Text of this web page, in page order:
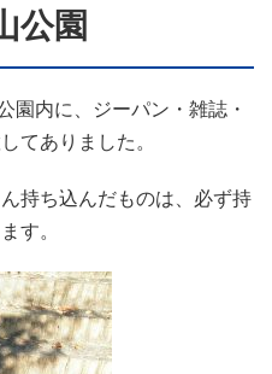
公園
園内に、ジーパン・雑誌・
てありました。
持ち込んだものは、必ず持
す。